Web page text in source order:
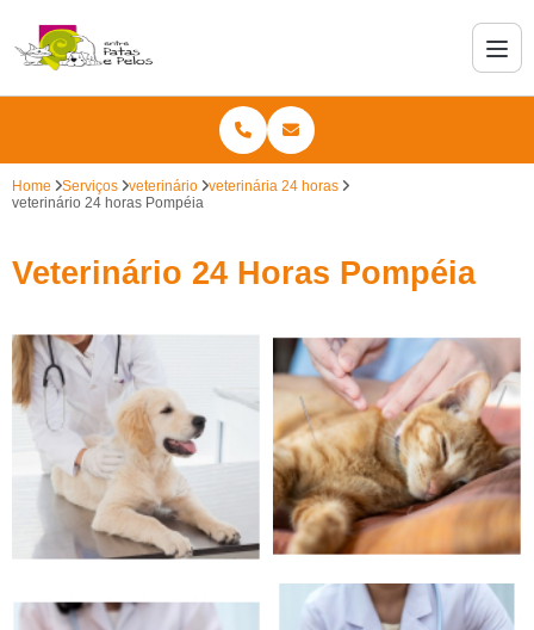
Home Serviços veterinário
veterinária 24 horas
veterinário 24 horas Pompéia
Veterinário 24 Horas Pompéia